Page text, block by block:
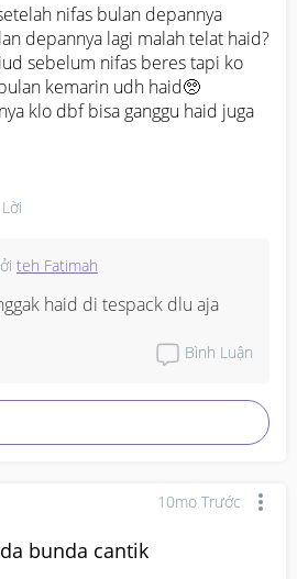
nifas bulan depannya
depannya lagi malah telat haid?
sebelum nifas beres tapi ko
kemarin udh haid🥺
klo dbf bisa ganggu haid juga
teh Fatimah
haid di tespack dlu aja
Bình Luận
10mo Trước
bunda cantik